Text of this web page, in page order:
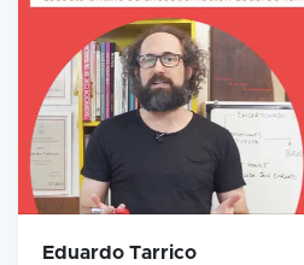
Eduardo Tarrico